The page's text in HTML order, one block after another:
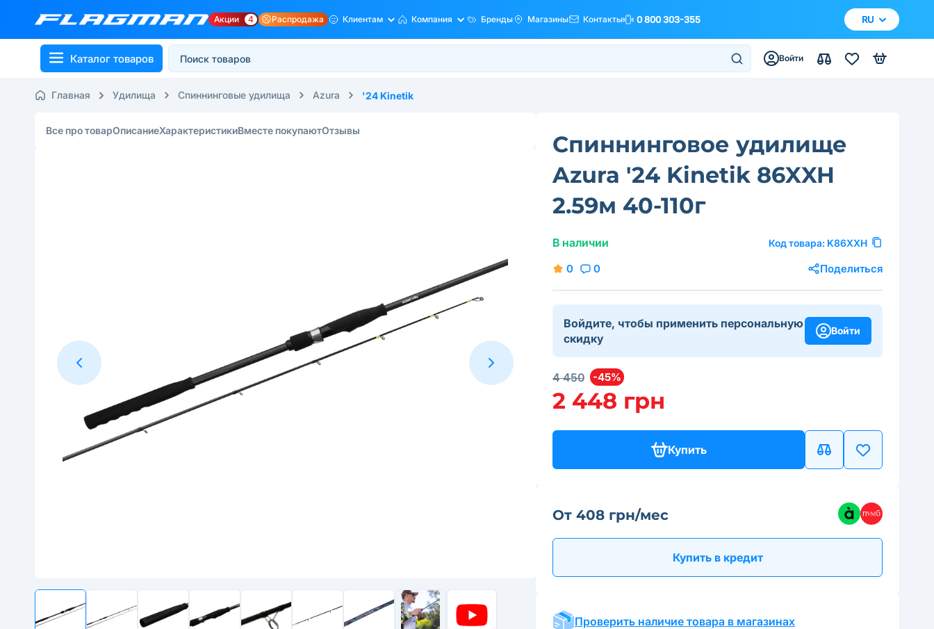
Акции 4 Распродажа Клиентам Компания Бренды Магазины Контакты 0 800 303-355 RU
Каталог товаров Войти
Главная Удилища Спиннинговые удилища Azura '24 Kinetik
Все про товарОписаниеХарактеристикиВместе покупаютОтзывы
Спиннинговое удилище
Azura '24 Kinetik 86XXH
2.59м 40-110г
В наличии Код товара: K86XXH
0 0 Поделиться
Войдите, чтобы применить персональную
скидку
Войти
4 450 -45%
2 448 грн
Купить
От 408 грн/мес
Купить в кредит
Проверить наличие товара в магазинах